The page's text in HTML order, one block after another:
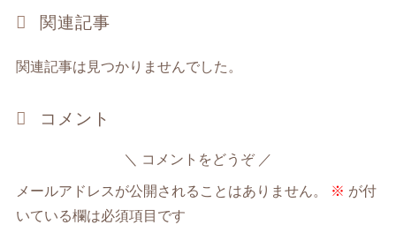
関連記事
関連記事は見つかりませんでした。
コメント
コメントをどうぞ
メールアドレスが公開されることはありません。 ※ が付
いている欄は必須項目です